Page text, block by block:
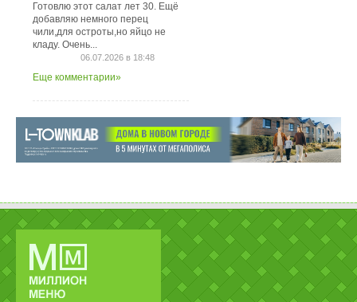
Готовлю этот салат лет 30. Ещё
добавляю немного перец
чили,для остроты,но яйцо не
кладу. Очень...
06.07.2026 в 18:48
Еще комментарии»